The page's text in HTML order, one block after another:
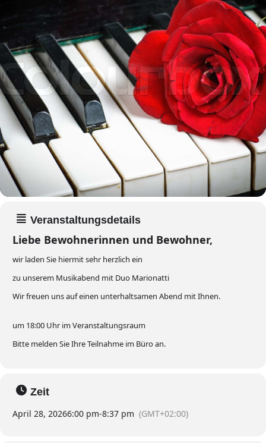
Veranstaltungsdetails
Liebe Bewohnerinnen und Bewohner,
wir laden Sie hiermit sehr herzlich ein
zu unserem Musikabend mit Duo Marionatti
Wir freuen uns auf einen unterhaltsamen Abend mit Ihnen.
um 18:00 Uhr im Veranstaltungsraum
Bitte melden Sie Ihre Teilnahme im Büro an.
Zeit
April 28, 20266:00 pm-8:37 pm (GMT+02:00)